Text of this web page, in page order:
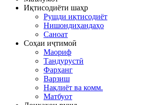
Иқтисодиёти шаҳр
Рушди иқтисодиёт
Нишондиҳандаҳо
Саноат
Соҳаи иҷтимоӣ
Маориф
Тандурустӣ
Фарҳанг
Варзиш
Нақлиёт ва комм.
Матбуот